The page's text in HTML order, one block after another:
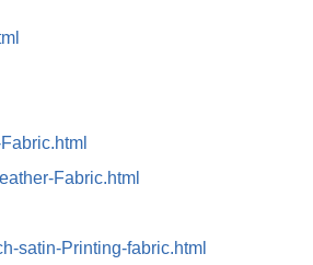
Fabric.html
satin-Printing-fabric.html